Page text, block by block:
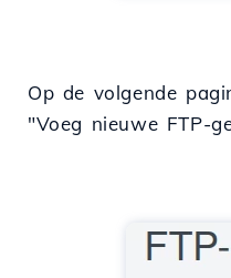
Op de volgende
"Voeg nieuwe FTP-